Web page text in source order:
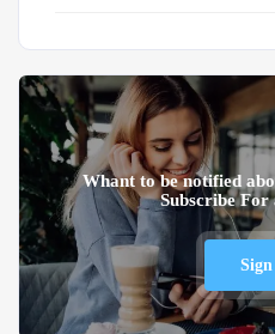
Whant to be notified
Subscribe For